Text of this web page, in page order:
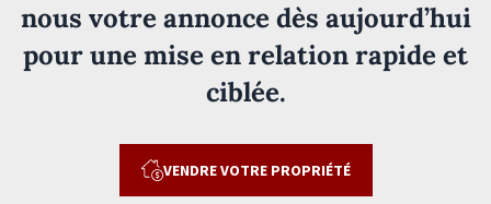
nous votre annonce dès aujourd’hui
pour une mise en relation rapide et
ciblée.
VENDRE VOTRE PROPRIÉTÉ